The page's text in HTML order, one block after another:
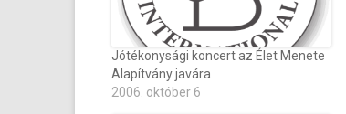
Jótékonysági koncert az Élet Menete
Alapítvány javára
2006. október 6